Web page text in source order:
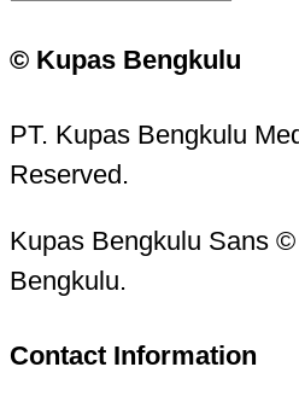
© Kupas Bengkulu
PT. Kupas Bengkulu
Reserved.
Kupas Bengkulu Sans
Bengkulu.
Contact Information